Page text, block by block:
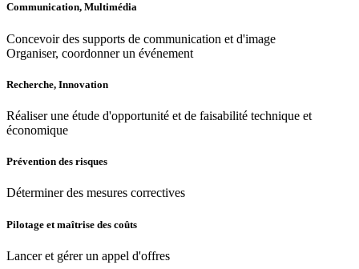
Communication, Multimédia
Concevoir des supports de communication et d'image
Organiser, coordonner un événement
Recherche, Innovation
Réaliser une étude d'opportunité et de faisabilité technique et
économique
Prévention des risques
Déterminer des mesures correctives
Pilotage et maîtrise des coûts
Lancer et gérer un appel d'offres